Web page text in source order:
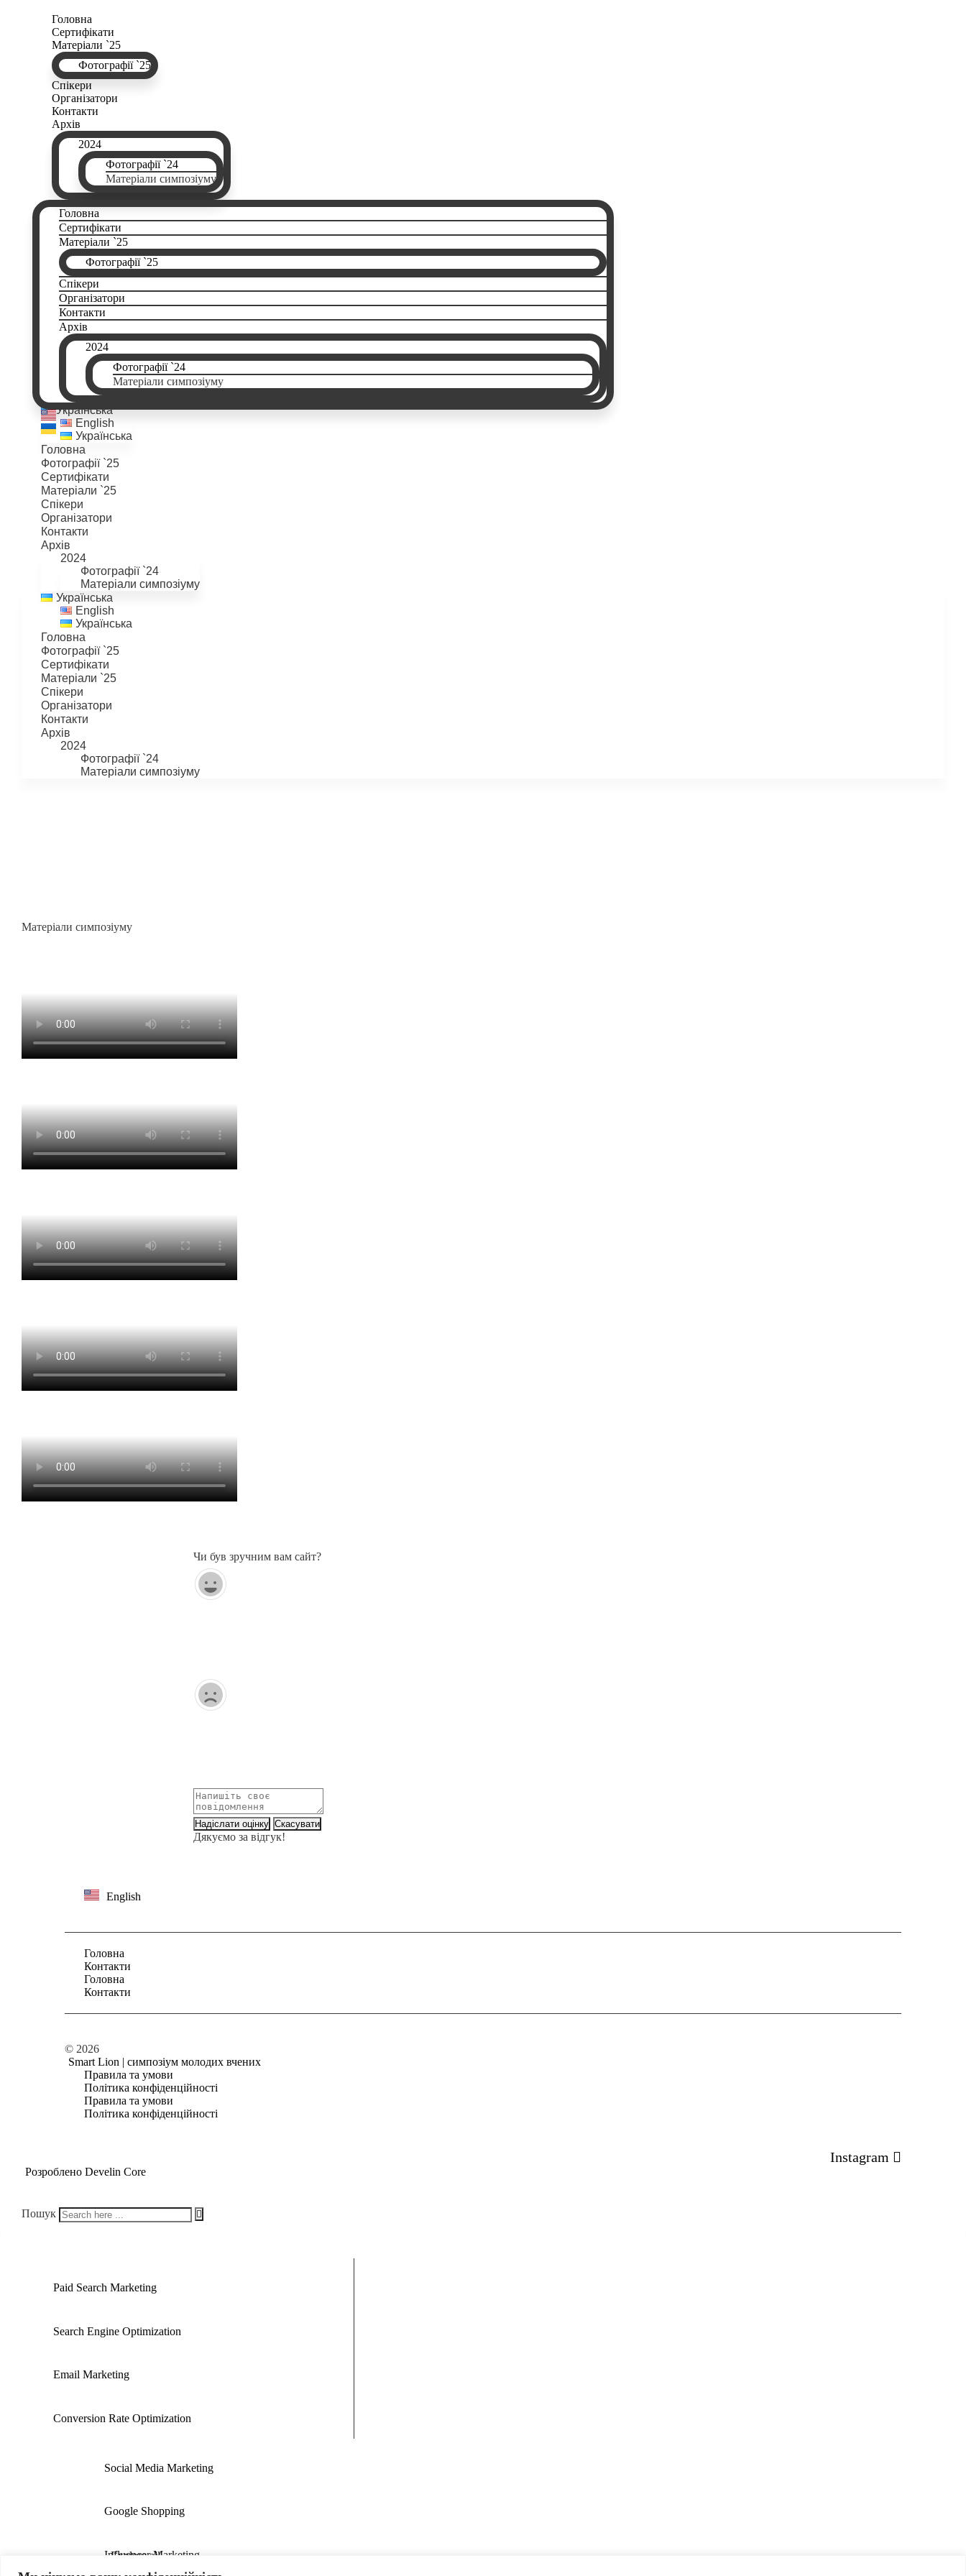
Головна
Сертифікати
Матеріали `25
Фотографії `25
Спікери
Організатори
Контакти
Архів
2024
Фотографії `24
Матеріали симпозіуму
Головна
Сертифікати
Матеріали `25
Фотографії `25
Спікери
Організатори
Контакти
Архів
2024
Фотографії `24
Матеріали симпозіуму
Українська
English
Українська
Головна
Фотографії `25
Сертифікати
Матеріали `25
Спікери
Організатори
Контакти
Архів
2024
Фотографії `24
Матеріали симпозіуму
Українська
English
Українська
Головна
Фотографії `25
Сертифікати
Матеріали `25
Спікери
Організатори
Контакти
Архів
2024
Фотографії `24
Матеріали симпозіуму
Матеріали симпозіуму
Чи був зручним вам сайт?
Надіслати оцінку Скасувати
Дякуємо за відгук!
English
Головна
Контакти
Головна
Контакти
© 2026
Smart Lion | симпозіум молодих вчених
Правила та умови
Політика конфіденційності
Правила та умови
Політика конфіденційності
Instagram
Розроблено Develin Core
Пошук
Paid Search Marketing
Search Engine Optimization
Email Marketing
Conversion Rate Optimization
Social Media Marketing
Google Shopping
Influencer Marketing
Explore all